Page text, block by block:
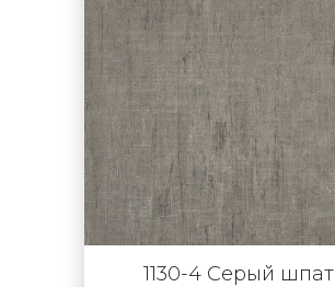
1130-4 Серый шпат